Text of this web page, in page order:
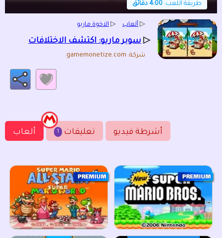
طريقة اللعب: 4:00 دقائق
▷ ألعاب ▷ الاخوة ماريو
▷ سوبر ماريو: اكتشف الاختلافات
شركة: gamemonetize.com
ألعاب 1 تعليقات أشرطة فيديو